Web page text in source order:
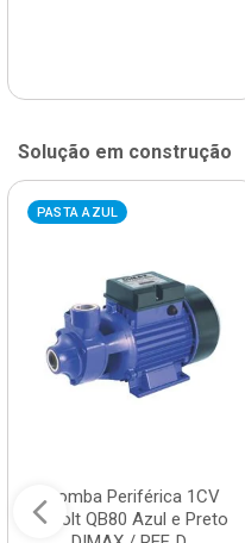
Solução em construção
PASTA AZUL
Bomba Periférica 1CV
Bivolt QB80 Azul e Preto